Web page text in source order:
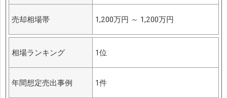
売却相場帯 1,200万円 ～ 1,200万円
相場ランキング 1位
年間想定売出事例 1件